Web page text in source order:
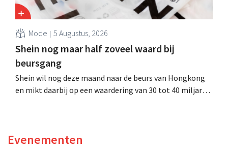
Mode 5 Augustus, 2026
Shein nog maar half zoveel waard bij
beursgang
Shein wil nog deze maand naar de beurs van Hongkong
en mikt daarbij op een waardering van 30 tot 40 miljard
Evenementen